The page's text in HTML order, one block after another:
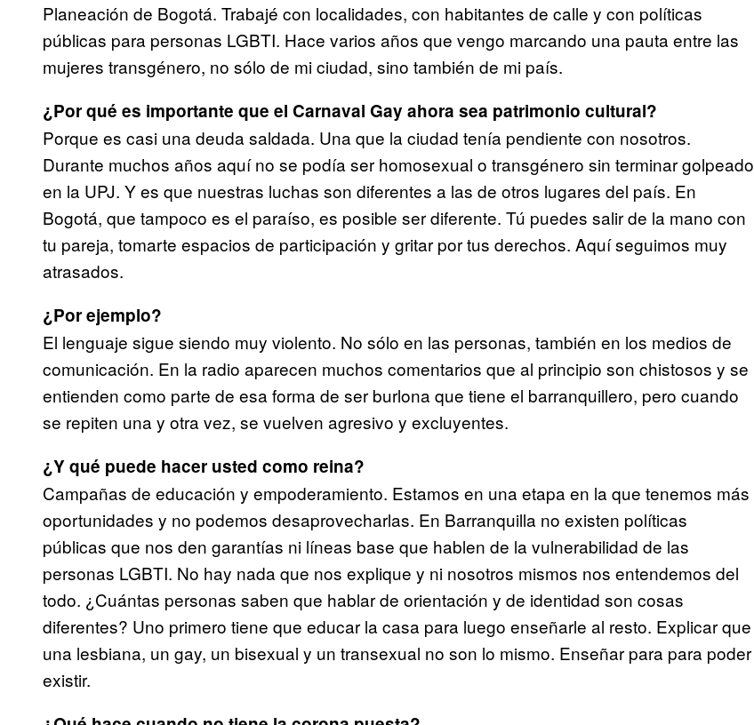
Planeación de Bogotá. Trabajé con localidades, con habitantes de calle y con políticas
públicas para personas LGBTI. Hace varios años que vengo marcando una pauta entre las
mujeres transgénero, no sólo de mi ciudad, sino también de mi país.
¿Por qué es importante que el Carnaval Gay ahora sea patrimonio cultural?
Porque es casi una deuda saldada. Una que la ciudad tenía pendiente con nosotros.
Durante muchos años aquí no se podía ser homosexual o transgénero sin terminar golpeado
en la UPJ. Y es que nuestras luchas son diferentes a las de otros lugares del país. En
Bogotá, que tampoco es el paraíso, es posible ser diferente. Tú puedes salir de la mano con
tu pareja, tomarte espacios de participación y gritar por tus derechos. Aquí seguimos muy
atrasados.
¿Por ejemplo?
El lenguaje sigue siendo muy violento. No sólo en las personas, también en los medios de
comunicación. En la radio aparecen muchos comentarios que al principio son chistosos y se
entienden como parte de esa forma de ser burlona que tiene el barranquillero, pero cuando
se repiten una y otra vez, se vuelven agresivo y excluyentes.
¿Y qué puede hacer usted como reina?
Campañas de educación y empoderamiento. Estamos en una etapa en la que tenemos más
oportunidades y no podemos desaprovecharlas. En Barranquilla no existen políticas
públicas que nos den garantías ni líneas base que hablen de la vulnerabilidad de las
personas LGBTI. No hay nada que nos explique y ni nosotros mismos nos entendemos del
todo. ¿Cuántas personas saben que hablar de orientación y de identidad son cosas
diferentes? Uno primero tiene que educar la casa para luego enseñarle al resto. Explicar que
una lesbiana, un gay, un bisexual y un transexual no son lo mismo. Enseñar para para poder
existir.